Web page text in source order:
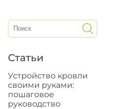
Статьи
Устройство кровли
своими руками:
пошаговое
руководство